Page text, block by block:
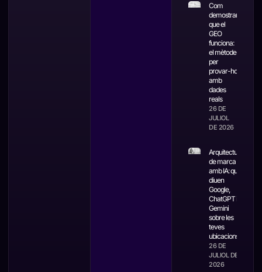
Com
demostrar
que el
GEO
funciona:
el mètode
per
provar-ho
amb
dades
reals
26 DE
JULIOL
DE 2026
Arquitectura
de marca
amb IA: què
diuen
Google,
ChatGPT i
Gemini
sobre les
teves
ubicacions
26 DE
JULIOL DE
2026